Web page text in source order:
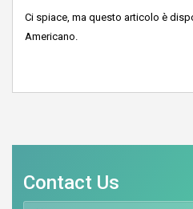
Ci spiace, ma questo articolo è
Americano.
Contact Us